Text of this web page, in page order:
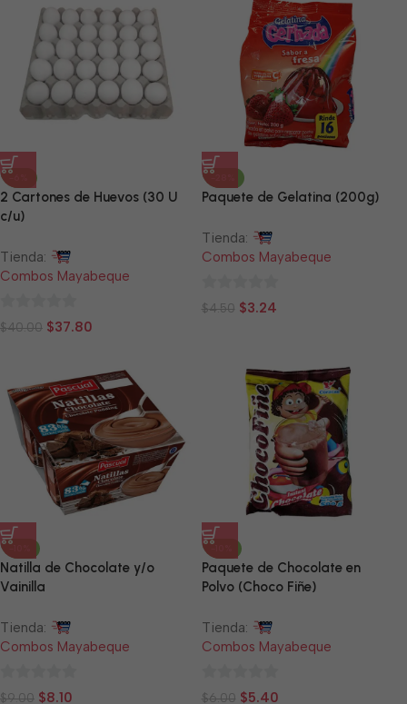
-6%
2 Cartones de Huevos (30 U
c/u)
Tienda:
Combos Mayabeque
0
$40.00 $37.80
-28%
Paquete de Gelatina (200g)
Tienda:
Combos Mayabeque
0
$4.50 $3.24
-10%
Natilla de Chocolate y/o
Vainilla
Tienda:
Combos Mayabeque
0
$9.00 $8.10
-10%
Paquete de Chocolate en
Polvo (Choco Fiñe)
Tienda:
Combos Mayabeque
0
$6.00 $5.40